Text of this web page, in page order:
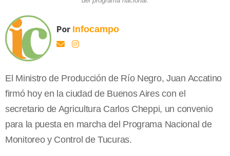
Por Infocampo
El Ministro de Producción de Río Negro, Juan Accatino
firmó hoy en la ciudad de Buenos Aires con el
secretario de Agricultura Carlos Cheppi, un convenio
para la puesta en marcha del Programa Nacional de
Monitoreo y Control de Tucuras.